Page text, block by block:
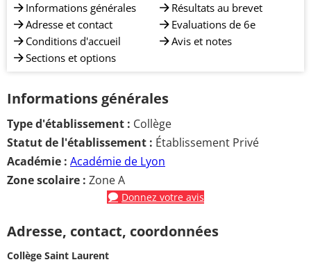
Informations générales
Adresse et contact
Conditions d'accueil
Sections et options
Résultats au brevet
Evaluations de 6e
Avis et notes
Informations générales
Type d'établissement : Collège
Statut de l'établissement : Établissement Privé
Académie : Académie de Lyon
Zone scolaire : Zone A
Donnez votre avis
Adresse, contact, coordonnées
Collège Saint Laurent